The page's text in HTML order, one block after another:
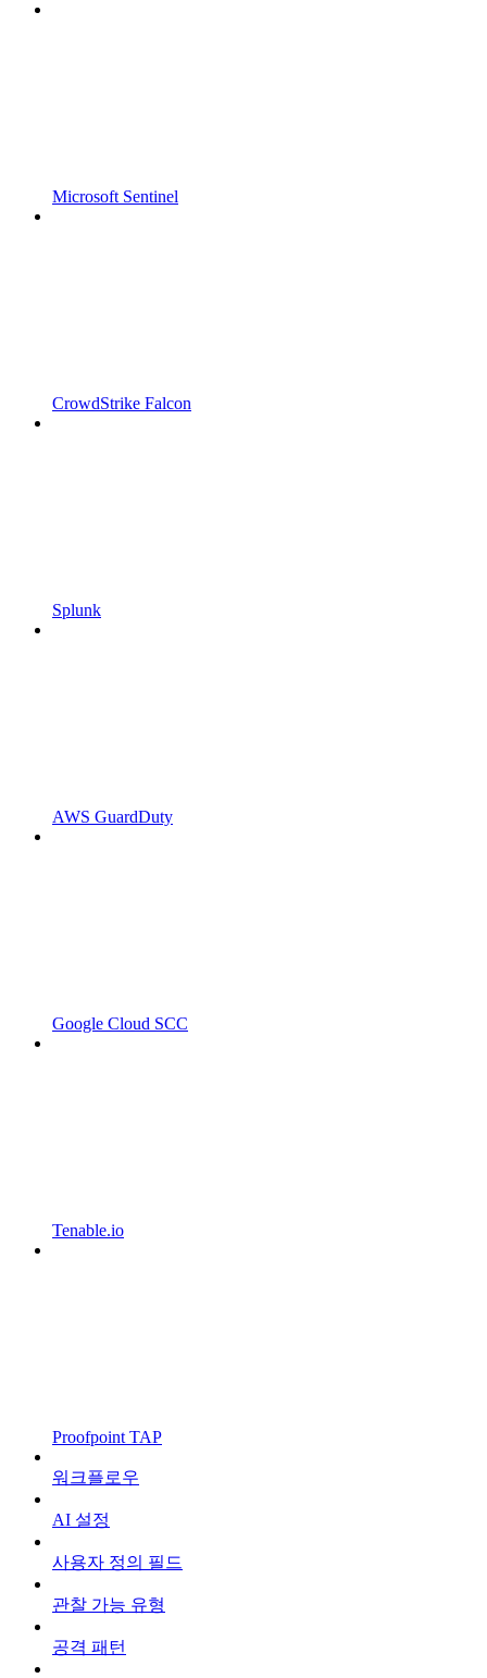
Microsoft Sentinel
CrowdStrike Falcon
Splunk
AWS GuardDuty
Google Cloud SCC
Tenable.io
Proofpoint TAP
워크플로우
AI 설정
사용자 정의 필드
관찰 가능 유형
공격 패턴